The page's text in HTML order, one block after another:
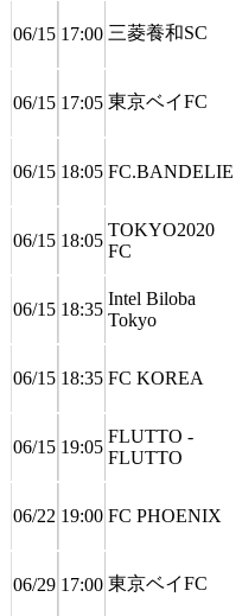
06/15 17:00 三菱養和SC
06/15 17:05 東京ベイFC
06/15 18:05 FC.BANDELIE
06/15 18:05
TOKYO2020
FC
06/15 18:35
Intel Biloba
Tokyo
06/15 18:35 FC KOREA
06/15 19:05
FLUTTO -
FLUTTO
06/22 19:00 FC PHOENIX
06/29 17:00 東京ベイFC